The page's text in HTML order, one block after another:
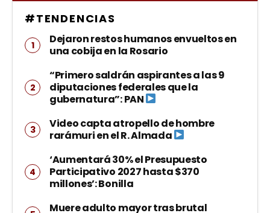
#TENDENCIAS
Dejaron restos humanos envueltos en
una cobija en la Rosario
“Primero saldrán aspirantes a las 9
diputaciones federales que la
gubernatura”: PAN
Video capta atropello de hombre
rarámuri en el R. Almada
‘Aumentará 30% el Presupuesto
Participativo 2027 hasta $370
millones’: Bonilla
Muere adulto mayor tras brutal